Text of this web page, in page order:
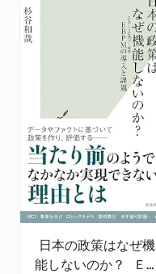
日本の政策はなぜ機
能しないのか？ ＥＢ